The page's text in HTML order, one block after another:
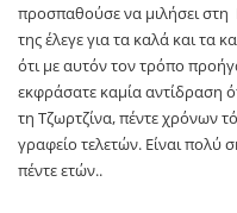
προσπαθούσε να μιλήσει στη
της έλεγε για τα καλά και τα
ότι με αυτόν τον τρόπο
εκφράσατε καμία αντίδραση
τη Τζωρτζίνα, πέντε χρόνων
γραφείο τελετών. Είναι πολύ
πέντε ετών..